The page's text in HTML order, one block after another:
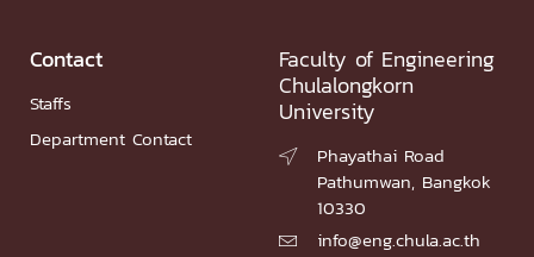
Contact
Staffs
Department Contact
Faculty of Engineering
Chulalongkorn
University

Phayathai Road
Pathumwan, Bangkok
10330
 info@eng.chula.ac.th